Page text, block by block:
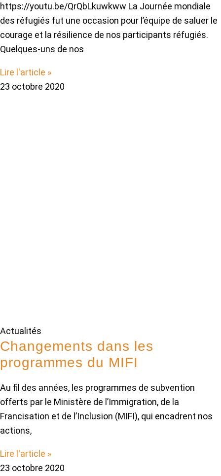
https://youtu.be/QrQbLkuwkww La Journée mondiale
des réfugiés fut une occasion pour l’équipe de saluer le
courage et la résilience de nos participants réfugiés.
Quelques-uns de nos
Lire l'article »
23 octobre 2020
Actualités
Changements dans les
programmes du MIFI
Au fil des années, les programmes de subvention
offerts par le Ministère de l’Immigration, de la
Francisation et de l’Inclusion (MIFI), qui encadrent nos
actions,
Lire l'article »
23 octobre 2020